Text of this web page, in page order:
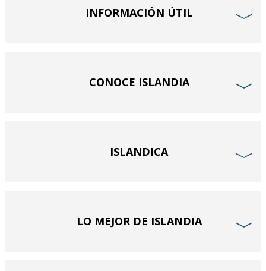
INFORMACIÓN ÚTIL ﹀
CONOCE ISLANDIA ﹀
ISLANDICA ﹀
LO MEJOR DE ISLANDIA ﹀